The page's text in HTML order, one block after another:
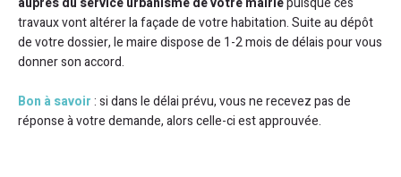
travaux vont altérer la façade de votre habitation. Suite au dépôt
de votre dossier, le maire dispose de 1-2 mois de délais pour vous
donner son accord.
Bon à savoir: si dans le délai prévu, vous ne recevez pas de
réponse à votre demande, alors celle-ci est approuvée.